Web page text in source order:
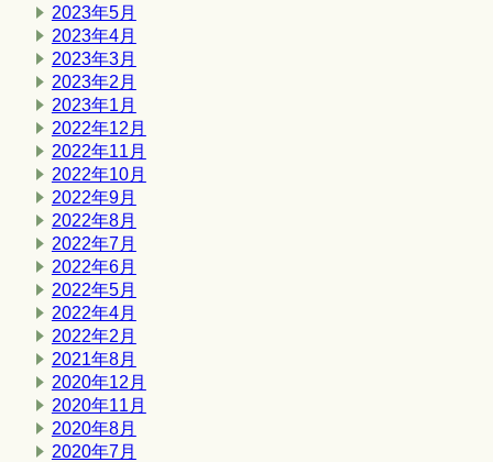
2023年5月
2023年4月
2023年3月
2023年2月
2023年1月
2022年12月
2022年11月
2022年10月
2022年9月
2022年8月
2022年7月
2022年6月
2022年5月
2022年4月
2022年2月
2021年8月
2020年12月
2020年11月
2020年8月
2020年7月